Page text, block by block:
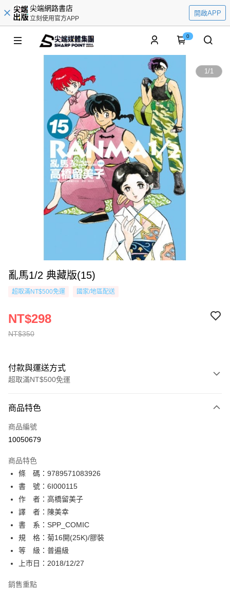
尖端網路書店
立刻使用官方APP
開啟APP
0
1/1
亂馬1/2 典藏版(15)
超取滿NT$500免運 國家/地區配送
NT$350
NT$298
付款與運送方式
超取滿NT$500免運
信用卡一次付款
超商取貨付款
相關說明
【關於「AFTEE先享後付」】
AFTEE先享後付是「在收到商品之後才付款」的支付方式。 讓您購物簡單
便利好安心！
１．簡單：不需註冊會員、不需綁卡、不需儲值。
２．便利：只要手機號碼，簡訊認證，即可結帳。
３．安心：先確認商品／服務後，再付款。
【「AFTEE先享後付」結帳流程】
１．於結帳方式選擇「AFTEE先享後付」後，將跳轉至「AFTEE先享後付」
結帳頁面，進行簡訊認證並確認金額後，即可完成結帳。
２．訂單成立數日內，您將收到繳費通知簡訊。
ATM／網路銀行／等多元方式進行付款，方視為交易完成。
ATM付款
運送方式
全家取貨付款
每筆NT$80，滿NT$500(含以上)免運費
付款後全家取貨
商品特色
商品編號
10050679
商品特色
條 碼：9789571083926
書 號：6I000115
作 者：高橋留美子
譯 者：陳美幸
書 系：SPP_COMIC
規 格：菊16開(25K)/膠裝
等 級：普遍級
上市日：2018/12/27
銷售重點